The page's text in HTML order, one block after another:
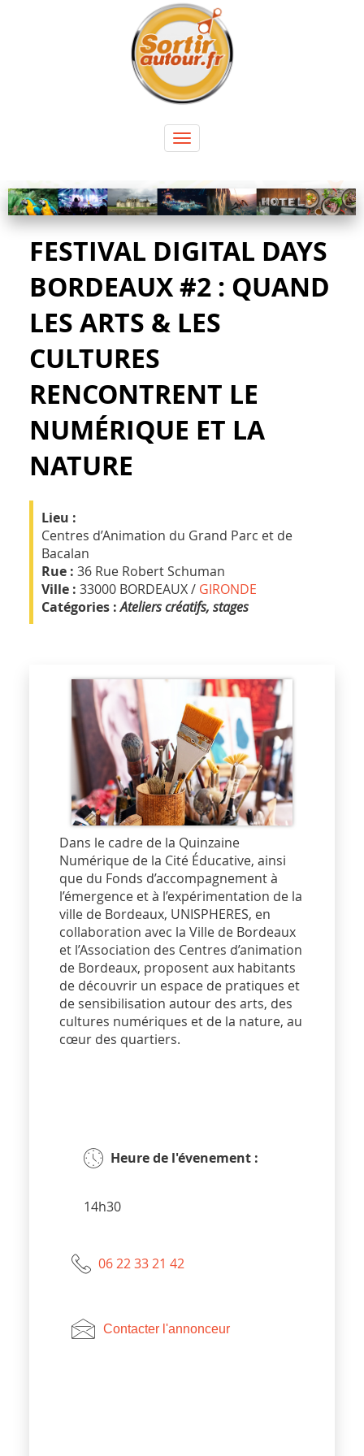
Toggle
navigation
FESTIVAL DIGITAL DAYS
BORDEAUX #2 : QUAND
LES ARTS & LES
CULTURES
RENCONTRENT LE
NUMÉRIQUE ET LA
NATURE
Lieu :
Centres d’Animation du Grand Parc et de
Bacalan
Rue : 36 Rue Robert Schuman
Ville : 33000 BORDEAUX / GIRONDE
Catégories :Ateliers créatifs, stages
Dans le cadre de la Quinzaine
Numérique de la Cité Éducative, ainsi
que du Fonds d’accompagnement à
l’émergence et à l’expérimentation de la
ville de Bordeaux, UNISPHERES, en
collaboration avec la Ville de Bordeaux
et l’Association des Centres d’animation
de Bordeaux, proposent aux habitants
de découvrir un espace de pratiques et
de sensibilisation autour des arts, des
cultures numériques et de la nature, au
cœur des quartiers.
Heure de l'évenement :
14h30
06 22 33 21 42
Contacter l'annonceur
Panneau de gestion des cookies